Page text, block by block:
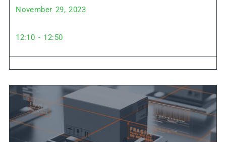
November 29, 2023
12:10 - 12:50